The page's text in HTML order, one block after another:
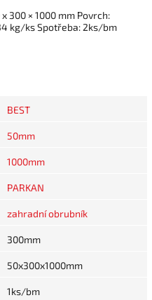
300 × 1000 mm Povrch:
kg/ks Spotřeba: 2ks/bm
BEST
50mm
1000mm
PARKAN
zahradní obrubník
300mm
50x300x1000mm
1ks/bm